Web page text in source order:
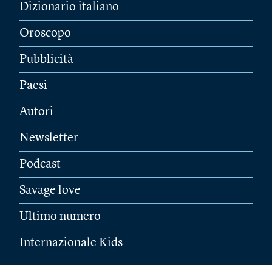
Dizionario italiano
Oroscopo
Pubblicità
Paesi
Autori
Newsletter
Podcast
Savage love
Ultimo numero
Internazionale Kids